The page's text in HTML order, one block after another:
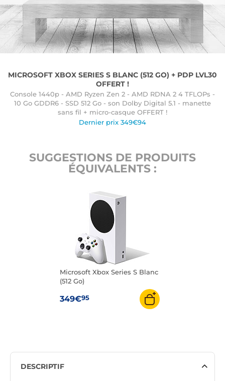
MICROSOFT XBOX SERIES S BLANC (512 GO) + PDP LVL30
OFFERT !
Console 1440p - AMD Ryzen Zen 2 - AMD RDNA 2 4 TFLOPs -
10 Go GDDR6 - SSD 512 Go - son Dolby Digital 5.1 - manette
sans fil + micro-casque OFFERT !
Dernier prix 349€94
SUGGESTIONS DE PRODUITS
ÉQUIVALENTS :
Microsoft Xbox Series S Blanc
(512 Go)
349€95
DESCRIPTIF